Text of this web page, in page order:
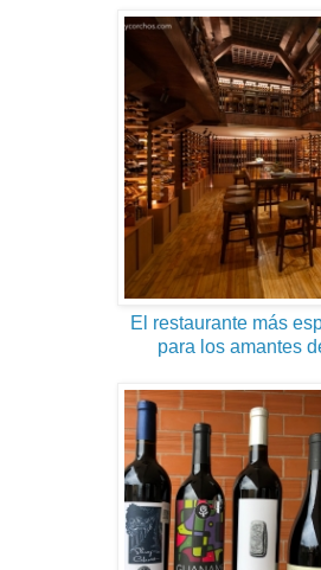
El restaurante más
para los amantes